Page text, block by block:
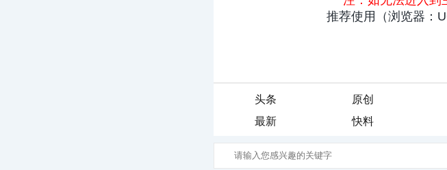
头条 原创
最新
快料